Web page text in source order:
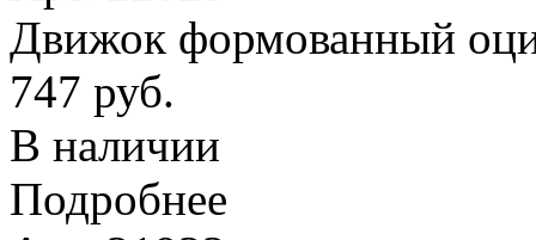
Движок формованный
747 руб.
В наличии
Подробнее